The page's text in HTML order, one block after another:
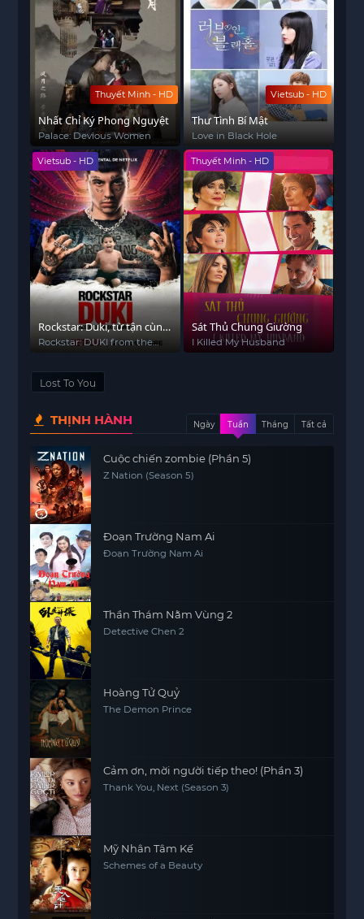
Thuyết Minh - HD
Nhất Chỉ Ký Phong Nguyệt
Palace: Devious Women
Vietsub - HD
Thư Tình Bí Mật
Love in Black Hole
Vietsub - HD
Rockstar: Duki, từ tận cùng
thế giới
Rockstar: DUKI from the
Thuyết Minh - HD
Sát Thủ Chung Giường
I Killed My Husband
Lost To You
THỊNH HÀNH Ngày Tuần Tháng Tất cả
Cuộc chiến zombie (Phần 5)
Z Nation (Season 5)
Đoạn Trường Nam Ai
Đoạn Trường Nam Ai
Thần Thám Nằm Vùng 2
Detective Chen 2
Hoàng Tử Quỷ
The Demon Prince
Cảm ơn, mời người tiếp theo! (Phần 3)
Thank You, Next (Season 3)
Mỹ Nhân Tâm Kế
Schemes of a Beauty